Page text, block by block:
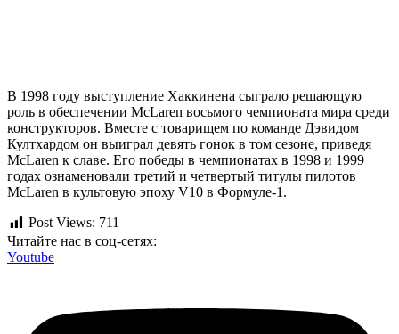
В 1998 году выступление Хаккинена сыграло решающую
роль в обеспечении McLaren восьмого чемпионата мира среди
конструкторов. Вместе с товарищем по команде Дэвидом
Култхардом он выиграл девять гонок в том сезоне, приведя
McLaren к славе. Его победы в чемпионатах в 1998 и 1999
годах ознаменовали третий и четвертый титулы пилотов
McLaren в культовую эпоху V10 в Формуле-1.
Post Views: 711
Читайте нас в соц-сетях:
Youtube